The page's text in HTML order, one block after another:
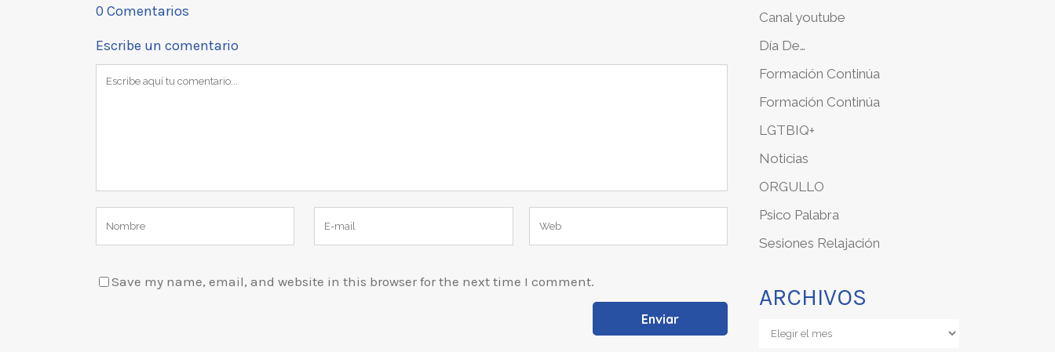
0 Comentarios
Escribe un comentario
Save my name, email, and website in this browser for the next time I comment.
Canal youtube
Día De…
Formación Continúa
Formación Continúa
LGTBIQ+
Noticias
ORGULLO
Psico Palabra
Sesiones Relajación
ARCHIVOS
Archivos